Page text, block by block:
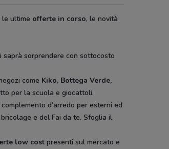
le ultime offerte in corso, le novità
saprà sorprendere con sottocosto
come Kiko, Bottega Verde,
per la scuola e giocattoli.
d’arredo per esterni ed
e del Fai da te. Sfoglia il
low cost presenti sul mercato e